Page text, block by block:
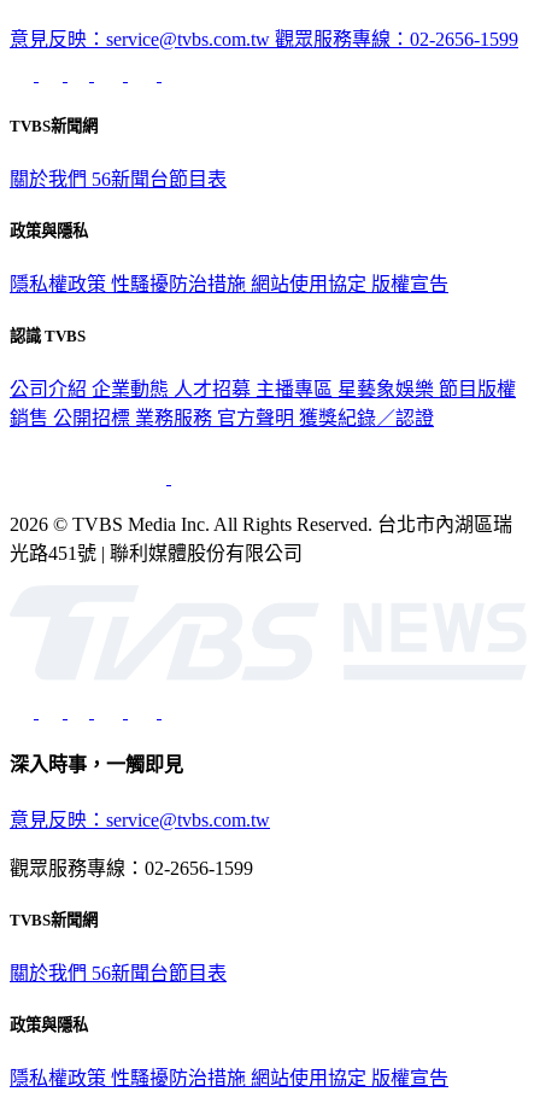
意見反映：service@tvbs.com.tw 觀眾服務專線：02-2656-1599
TVBS新聞網
關於我們 56新聞台節目表
政策與隱私
隱私權政策 性騷擾防治措施 網站使用協定 版權宣告
認識 TVBS
公司介紹 企業動態 人才招募 主播專區 星藝象娛樂 節目版權
銷售 公開招標 業務服務 官方聲明 獲獎紀錄／認證
2026 © TVBS Media Inc. All Rights Reserved. 台北市內湖區瑞
光路451號 | 聯利媒體股份有限公司
深入時事，一觸即見
意見反映：service@tvbs.com.tw
觀眾服務專線：02-2656-1599
TVBS新聞網
關於我們 56新聞台節目表
政策與隱私
隱私權政策 性騷擾防治措施 網站使用協定 版權宣告